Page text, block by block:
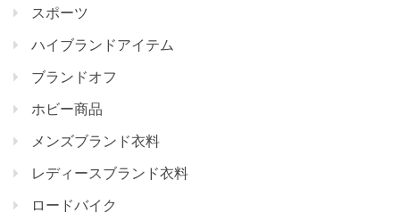
スポーツ
ハイブランドアイテム
ブランドオフ
ホビー商品
メンズブランド衣料
レディースブランド衣料
ロードバイク